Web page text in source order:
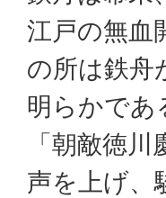
江戸の無血
の所は鉄舟
明らかであ
「朝敵徳
声を上げ、